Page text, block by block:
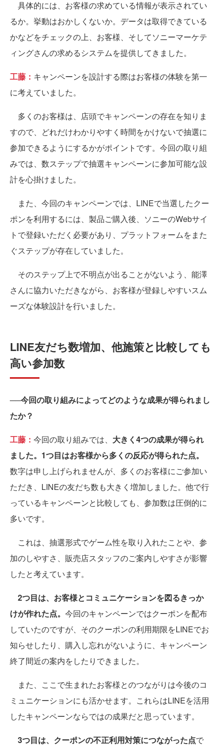
具体的には、お客様の求めている情報が表示されてい
るか。挙動はおかしくないか。データは取得できている
かなどをチェックの上、お客様、そしてソニーマーケテ
ィングさんの求めるシステムを提供してきました。
工藤： キャンペーンを設計する際はお客様の体験を第一
に考えていました。
多くのお客様は、店頭でキャンペーンの存在を知りま
すので、どれだけわかりやすく時間をかけないで抽選に
参加できるようにするかがポイントです。今回の取り組
みでは、数ステップで抽選キャンペーンに参加可能な設
計を心掛けました。
また、今回のキャンペーンでは、LINEで当選したクー
ポンを利用するには、製品ご購入後、ソニーのWebサイ
トで登録いただく必要があり、プラットフォームをまた
ぐステップが存在していました。
そのステップ上で不明点が出ることがないよう、能澤
さんに協力いただきながら、お客様が登録しやすいスム
ーズな体験設計を行いました。
LINE友だち数増加、他施策と比較しても
高い参加数
──今回の取り組みによってどのような成果が得られまし
たか？
工藤： 今回の取り組みでは、 大きく4つの成果が得られ
ました。1つ目はお客様から多くの反応が得られた点。
数字は申し上げられませんが、多くのお客様にご参加い
ただき、LINEの友だち数も大きく増加しました。他で行
っているキャンペーンと比較しても、参加数は圧倒的に
多いです。
これは、抽選形式でゲーム性を取り入れたことや、参
加のしやすさ、販売店スタッフのご案内しやすさが影響
したと考えています。
2つ目は、お客様とコミュニケーションを図るきっか
けが作れた点。 今回のキャンペーンではクーポンを配布
していたのですが、そのクーポンの利用期限をLINEでお
知らせしたり、購入し忘れがないように、キャンペーン
終了間近の案内をしたりできました。
また、ここで生まれたお客様とのつながりは今後のコ
ミュニケーションにも活かせます。これらはLINEを活用
したキャンペーンならではの成果だと思っています。
3つ目は、クーポンの不正利用対策につながった点で